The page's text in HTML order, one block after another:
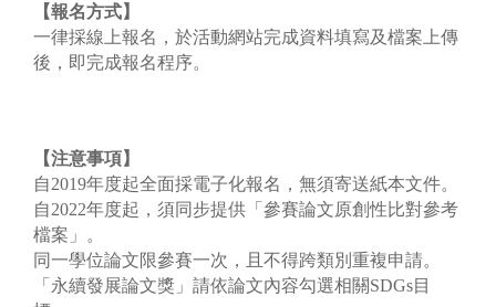
【報名方式】
一律採線上報名，於活動網站完成資料填寫及檔案上傳
後，即完成報名程序。
【注意事項】
自2019年度起全面採電子化報名，無須寄送紙本文件。
自2022年度起，須同步提供「參賽論文原創性比對參考
檔案」。
同一學位論文限參賽一次，且不得跨類別重複申請。
「永續發展論文獎」請依論文內容勾選相關SDGs目